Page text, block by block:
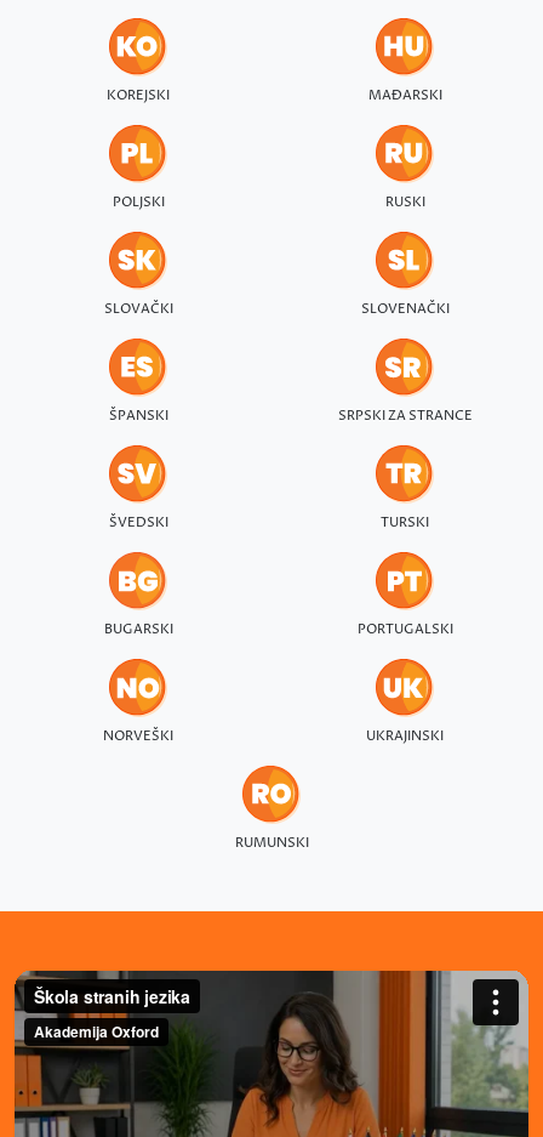
KOREJSKI MAĐARSKI
POLJSKI RUSKI
SLOVAČKI SLOVENAČKI
ŠPANSKI SRPSKI ZA STRANCE
ŠVEDSKI TURSKI
BUGARSKI PORTUGALSKI
NORVEŠKI UKRAJINSKI
RUMUNSKI